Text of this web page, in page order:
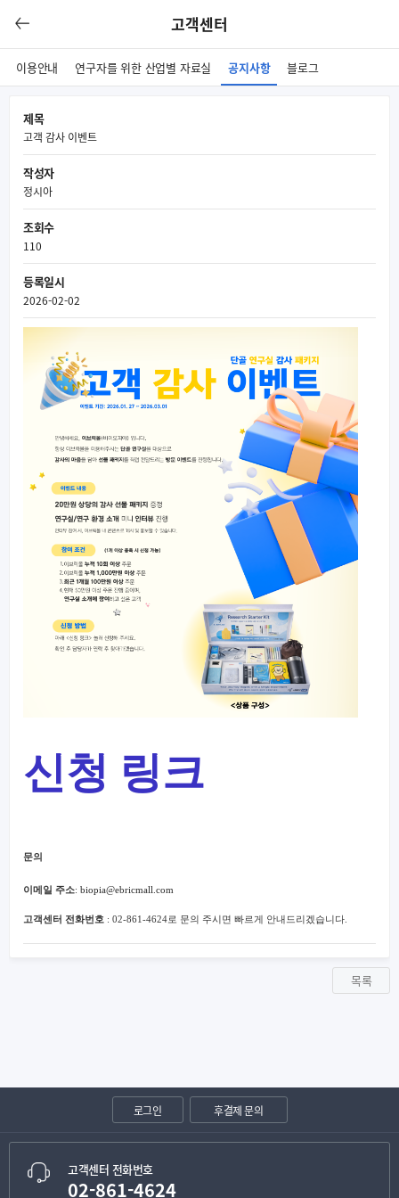
고객센터
이용안내 연구자를 위한 산업별 자료실 공지사항 블로그
제목
고객 감사 이벤트
작성자
정시아
조회수
110
등록일시
2026-02-02
신청 링크
문의
이메일 주소: biopia@ebricmall.com
고객센터 전화번호 : 02-861-4624로 문의 주시면 빠르게 안내드리겠습니다.
목록
로그인 후결제 문의
고객센터 전화번호
02-861-4624